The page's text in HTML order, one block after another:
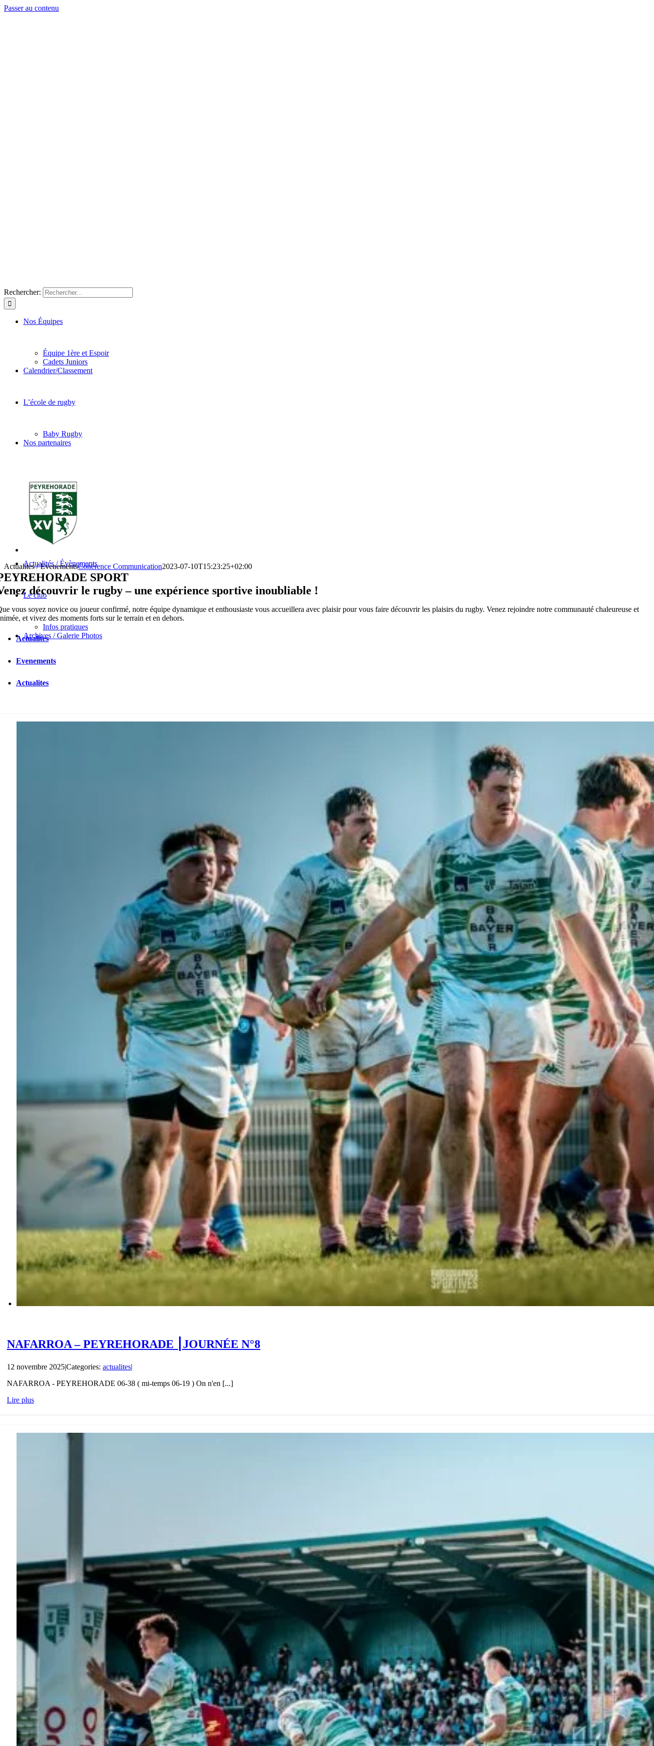
Passer au contenu
Rechercher:
Nos Équipes
Équipe 1ère et Espoir
Cadets Juniors
Calendrier/Classement
L’école de rugby
Baby Rugby
Nos partenaires
Actualités / Évènements
Le club
Infos pratiques
Archives / Galerie Photos
Actualites / EvenementsCohérence Communication2023-07-10T15:23:25+02:00
SPORT
découvrir le rugby – une expérience sportive inoubliable !
vous soyez novice ou joueur confirmé, notre équipe dynamique et enthousiaste vous accueillera avec plaisir pour vous faire découvrir les plaisirs du rugby. Venez rejoindre notre communauté chaleureuse et
et vivez des moments forts sur le terrain et en dehors.
Actualites
Evenements
Actualites
NAFARROA – PEYREHORADE ⎮JOURNÉE N°8
12 novembre 2025|Categories: actualites|
NAFARROA - PEYREHORADE 06-38 ( mi-temps 06-19 ) On n'en [...]
Lire plus